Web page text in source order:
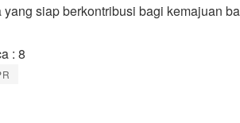
yang siap berkontribusi bagi kemajuan
: 8